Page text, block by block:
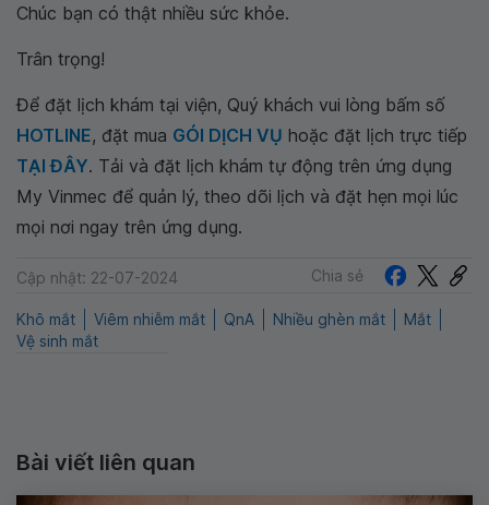
Chúc bạn có thật nhiều sức khỏe.
Trân trọng!
Để đặt lịch khám tại viện, Quý khách vui lòng bấm số
HOTLINE, đặt mua GÓI DỊCH VỤ hoặc đặt lịch trực tiếp
TẠI ĐÂY. Tải và đặt lịch khám tự động trên ứng dụng
My Vinmec để quản lý, theo dõi lịch và đặt hẹn mọi lúc
mọi nơi ngay trên ứng dụng.
Cập nhật: 22-07-2024 Chia sẻ
Khô mắt Viêm nhiễm mắt QnA Nhiều ghèn mắt
Mắt
Vệ sinh mắt
Bài viết liên quan